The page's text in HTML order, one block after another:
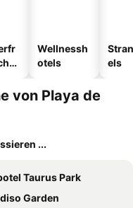
Wellnessh
otels
els
von Playa de
...
Taurus Park
Garden